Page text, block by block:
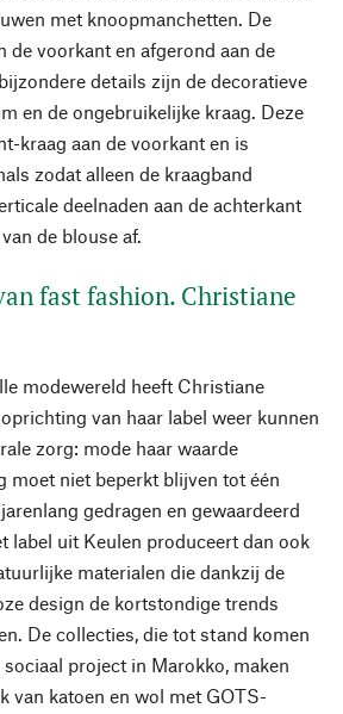
met knoopmanchetten. De
de voorkant en afgerond aan de
details zijn de decoratieve
en de ongebruikelijke kraag. Deze
kraag aan de voorkant en is
zodat alleen de kraagband
deelnaden aan de achterkant
de blouse af.
fast fashion. Christiane
modewereld heeft Christiane
van haar label weer kunnen
zorg: mode haar waarde
moet niet beperkt blijven tot één
gedragen en gewaardeerd
label uit Keulen produceert dan ook
materialen die dankzij de
design de kortstondige trends
De collecties, die tot stand komen
sociaal project in Marokko, maken
van katoen en wol met GOTS-